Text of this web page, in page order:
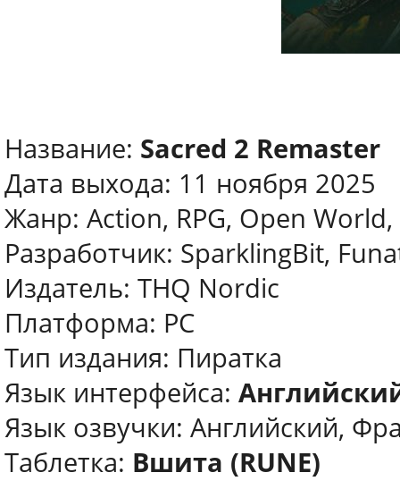
Название: Sacred 2 Remaster
Дата выхода: 11 ноября 2025
Жанр: Action, RPG, Open
Разработчик: SparklingBit,
Издатель: THQ Nordic
Платформа: PC
Тип издания: Пиратка
Язык интерфейса:
Язык озвучки: Английский,
Таблетка: Вшита (RUNE)